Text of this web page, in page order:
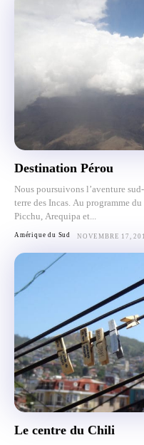
Destination Pérou
Nous poursuivons l’aventure
terre des Incas. Au programme
Picchu, Arequipa et...
Amérique du Sud NOVEMBRE 17,
Le centre du Chili